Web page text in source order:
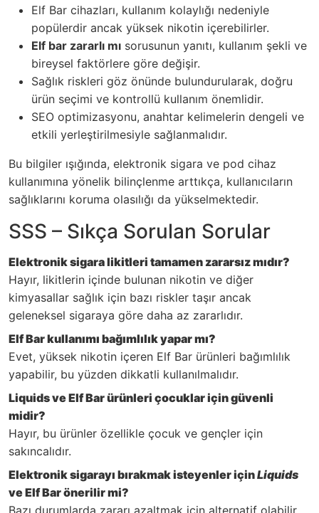
Elf Bar cihazları, kullanım kolaylığı nedeniyle
popülerdir ancak yüksek nikotin içerebilirler.
Elf bar zararlı mı sorusunun yanıtı, kullanım şekli ve
bireysel faktörlere göre değişir.
Sağlık riskleri göz önünde bulundurularak, doğru
ürün seçimi ve kontrollü kullanım önemlidir.
SEO optimizasyonu, anahtar kelimelerin dengeli ve
etkili yerleştirilmesiyle sağlanmalıdır.
Bu bilgiler ışığında, elektronik sigara ve pod cihaz
kullanımına yönelik bilinçlenme arttıkça, kullanıcıların
sağlıklarını koruma olasılığı da yükselmektedir.
SSS – Sıkça Sorulan Sorular
Elektronik sigara likitleri tamamen zararsız mıdır?
Hayır, likitlerin içinde bulunan nikotin ve diğer
kimyasallar sağlık için bazı riskler taşır ancak
geleneksel sigaraya göre daha az zararlıdır.
Elf Bar kullanımı bağımlılık yapar mı?
Evet, yüksek nikotin içeren Elf Bar ürünleri bağımlılık
yapabilir, bu yüzden dikkatli kullanılmalıdır.
Liquids ve Elf Bar ürünleri çocuklar için güvenli
midir?
Hayır, bu ürünler özellikle çocuk ve gençler için
sakıncalıdır.
Elektronik sigarayı bırakmak isteyenler içinLiquids
ve Elf Bar önerilir mi?
Bazı durumlarda zararı azaltmak için alternatif olabilir